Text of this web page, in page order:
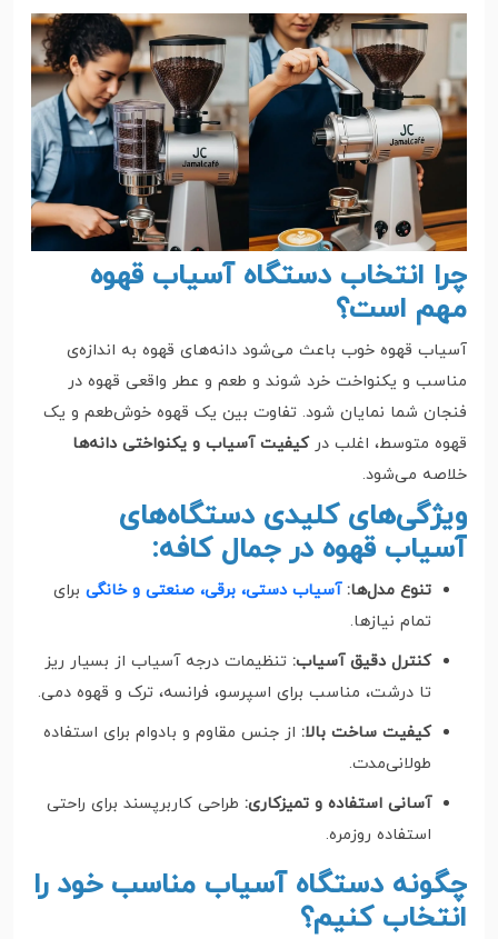
چرا انتخاب دستگاه آسیاب قهوه
مهم است؟
آسیاب قهوه خوب باعث می‌شود دانه‌های قهوه به اندازه‌ی
مناسب و یکنواخت خرد شوند و طعم و عطر واقعی قهوه در
فنجان شما نمایان شود. تفاوت بین یک قهوه خوش‌طعم و یک
قهوه متوسط، اغلب درکیفیت آسیاب و یکنواختی دانه‌ها
خلاصه می‌شود.
ویژگی‌های کلیدی دستگاه‌های
آسیاب قهوه در جمال کافه:
تنوع مدل‌ها:آسیاب دستی، برقی، صنعتی و خانگی برای
تمام نیازها.
کنترل دقیق آسیاب: تنظیمات درجه آسیاب از بسیار ریز
تا درشت، مناسب برای اسپرسو، فرانسه، ترک و قهوه دمی.
کیفیت ساخت بالا: از جنس مقاوم و بادوام برای استفاده
طولانی‌مدت.
آسانی استفاده و تمیزکاری: طراحی کاربرپسند برای راحتی
استفاده روزمره.
چگونه دستگاه آسیاب مناسب خود را
انتخاب کنیم؟